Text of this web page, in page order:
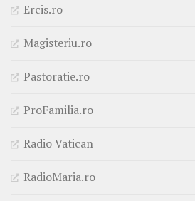
Ercis.ro
Magisteriu.ro
Pastoratie.ro
ProFamilia.ro
Radio Vatican
RadioMaria.ro